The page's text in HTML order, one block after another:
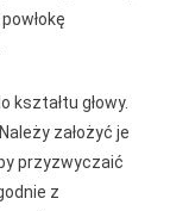
kształtu głowy.
założyć je
przyzwyczaić
z